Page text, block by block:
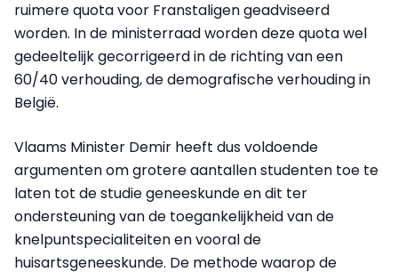
ruimere quota voor Franstaligen geadviseerd
worden. In de ministerraad worden deze quota wel
gedeeltelijk gecorrigeerd in de richting van een
60/40 verhouding, de demografische verhouding in
België.
Vlaams Minister Demir heeft dus voldoende
argumenten om grotere aantallen studenten toe te
laten tot de studie geneeskunde en dit ter
ondersteuning van de toegankelijkheid van de
knelpuntspecialiteiten en vooral de
huisartsgeneeskunde. De methode waarop de